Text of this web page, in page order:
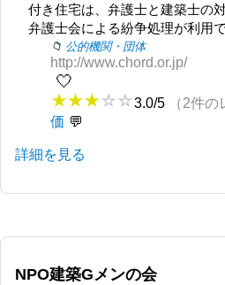
付き住宅は、弁護士と建築士の
弁護士会による紛争処理が利用で
公的機関・団体
http://www.chord.or.jp/
🤍
3.0/5 （2件の
価
詳細を見る
NPO建築Gメンの会